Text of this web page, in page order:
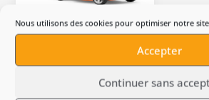
Nous utilisons des cookies pour optimiser notre
Accepter
Continuer sans
Husqvarna LC 251iS
Le